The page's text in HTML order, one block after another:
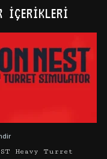
İÇERIKLERI
Heavy Turret